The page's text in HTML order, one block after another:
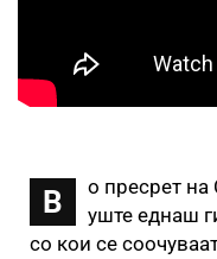
В
о пресрет на
уште еднаш
со кои се